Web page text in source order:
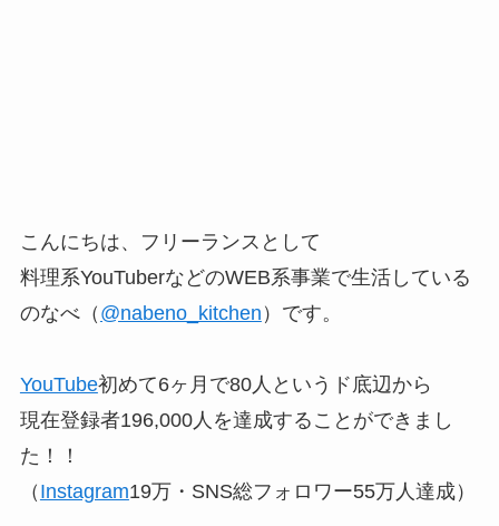
こんにちは、フリーランスとして
料理系YouTuberなどのWEB系事業で生活している
のなべ（ @nabeno_kitchen ）です。
YouTube初めて6ヶ月で80人というド底辺から
現在登録者196,000人を達成することができまし
た！！
（ Instagram19万・SNS総フォロワー55万人達成）